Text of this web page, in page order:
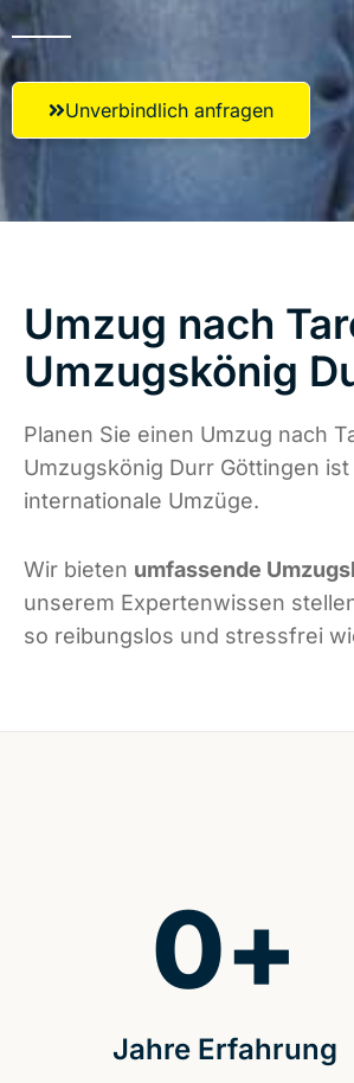
Unverbindlich anfragen
Umzug nach
Umzugskönig
Planen Sie einen Umzug nach
Umzugskönig Durr Göttingen ist
internationale Umzüge.
Wir bieten umfassende
unserem Expertenwissen
so reibungslos und stressfrei
Jahre Erfahrung
0+